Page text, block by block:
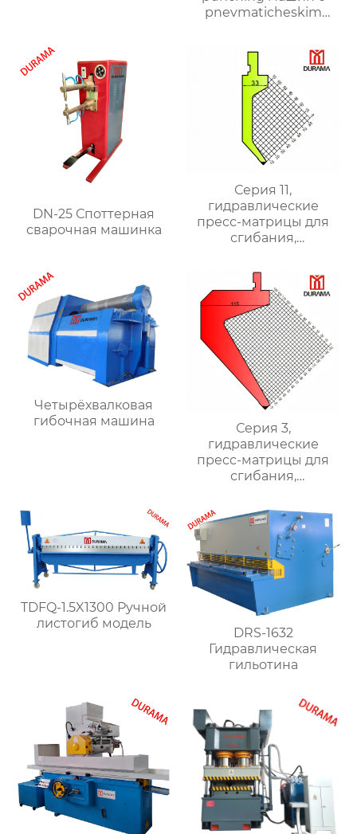
pnevmaticheskim
DN-25 Споттерная
сварочная машинка
Серия 11,
гидравлические
пресс-матрицы для
сгибания,
формы для сгибания
листового металла
Четырёхвалковая
гибочная машина
Серия 3,
гидравлические
пресс-матрицы для
сгибания,
формы для сгибания
листового металла
TDFQ-1.5X1300 Ручной
листогиб модель
DRS-1632
Гидравлическая
гильотина